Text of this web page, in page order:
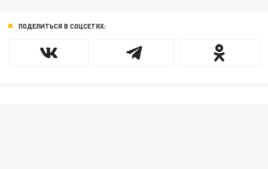
ПОДЕЛИТЬСЯ В СОЦСЕТЯХ: